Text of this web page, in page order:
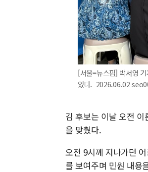
[서울=뉴스핌] 박서영
있다. 2026.06.02
김 후보는 이날 오전
을 맞췄다.
오전 9시께 지나가던
를 보여주며 민원 내용